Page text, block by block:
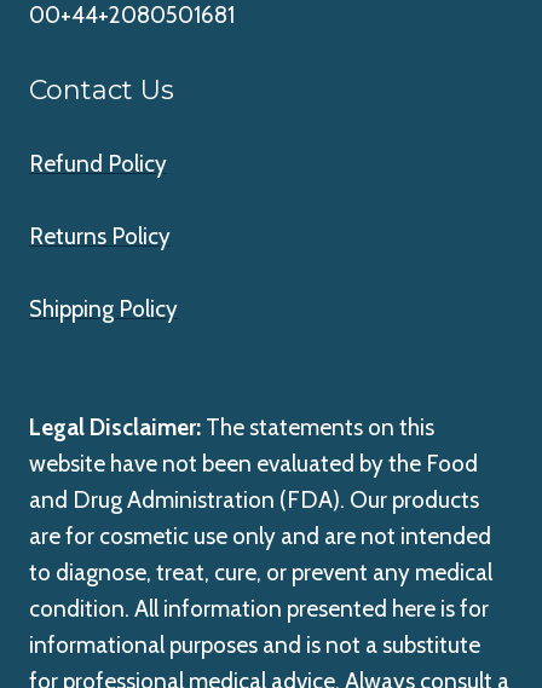
00+44+2080501681
Contact Us
Refund Policy
Returns Policy
Shipping Policy
Legal Disclaimer: The statements on this
website have not been evaluated by the Food
and Drug Administration (FDA). Our products
are for cosmetic use only and are not intended
to diagnose, treat, cure, or prevent any medical
condition. All information presented here is for
informational purposes and is not a substitute
for professional medical advice. Always consult a